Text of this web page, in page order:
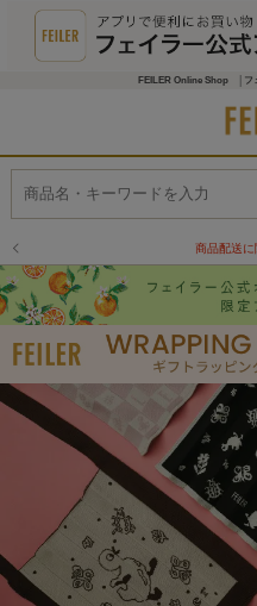
FEILER Online Shop │フ
商品配送に関するお知らせ